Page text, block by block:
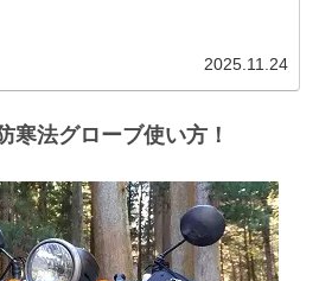
2025.11.24
寒法グローブ使い方！